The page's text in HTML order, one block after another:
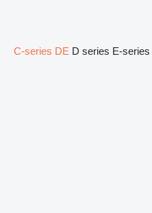
C-series DE D series E-series